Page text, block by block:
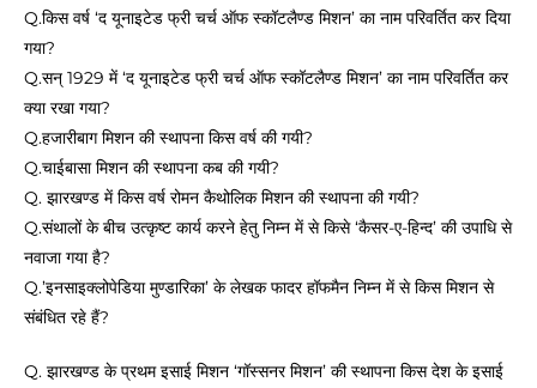
Q.किस वर्ष ‘द यूनाइटेड फ्री चर्च ऑफ स्कॉटलैण्ड मिशन’ का नाम परिवर्तित कर दिया
गया?
Q.सन् 1929 में ‘द यूनाइटेड फ्री चर्च ऑफ स्कॉटलैण्ड मिशन’ का नाम परिवर्तित कर
क्या रखा गया?
Q.हजारीबाग मिशन की स्थापना किस वर्ष की गयी?
Q.चाईबासा मिशन की स्थापना कब की गयी?
Q. झारखण्ड में किस वर्ष रोमन कैथोलिक मिशन की स्थापना की गयी?
Q.संथालों के बीच उत्कृष्ट कार्य करने हेतु निम्न में से किसे ‘कैसर-ए-हिन्द’ की उपाधि से
नवाजा गया है?
Q.’इनसाइक्लोपेडिया मुण्डारिका’ के लेखक फादर हॉफमैन निम्न में से किस मिशन से
संबंधित रहे हैं?
Q. झारखण्ड के प्रथम इसाई मिशन ‘गॉस्सनर मिशन’ की स्थापना किस देश के इसाई